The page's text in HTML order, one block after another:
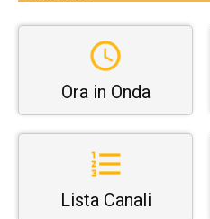
Ora in Onda
Lista Canali